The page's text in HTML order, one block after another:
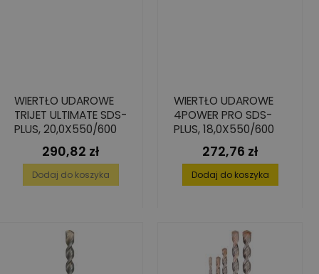
WIERTŁO UDAROWE
TRIJET ULTIMATE SDS-
PLUS, 20,0X550/600
Cena
290,82 zł
Dodaj do koszyka
WIERTŁO UDAROWE
4POWER PRO SDS-
PLUS, 18,0X550/600
Cena
272,76 zł
Dodaj do koszyka